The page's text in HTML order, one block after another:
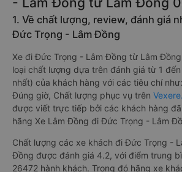
1. Về chất lượng, review, đánh giá
Đức Trọng - Lâm Đồng
Xe đi Đức Trọng - Lâm Đồng từ Lâm
loại chất lượng dựa trên đánh giá từ 1
nhất) của khách hàng với các tiêu chí
Đúng giờ, Chất lượng phục vụ trên
được viết trực tiếp bởi các khách hàng
hãng Xe Lâm Đồng đi Đức Trọng - Lâm
Chất lượng các xe khách đi Đức Trọng -
Đồng được đánh giá 4.2, với điểm trung
26472 hành khách. Trong đó hãng xe